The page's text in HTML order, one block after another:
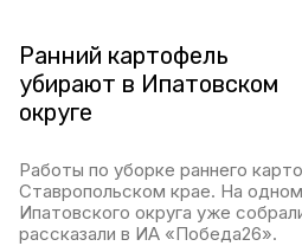
Ранний картофель
убирают в Ипатовском
округе
Работы по уборке раннего
Ставропольском крае. На
Ипатовского округа уже
рассказали в ИА «Победа26».